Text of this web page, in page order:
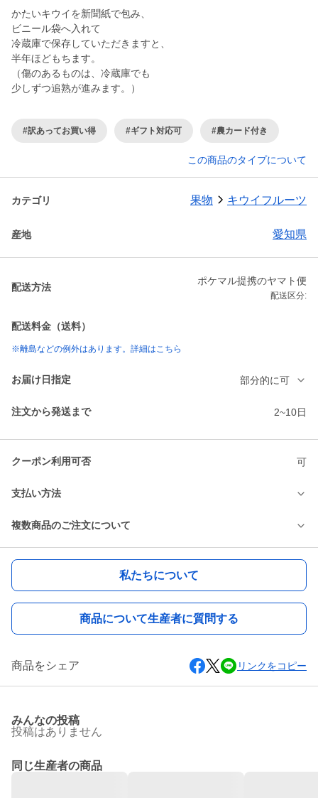
かたいキウイを新聞紙で包み、
ビニール袋へ入れて
冷蔵庫で保存していただきますと、
半年ほどもちます。
（傷のあるものは、冷蔵庫でも
少しずつ追熟が進みます。）
#訳あってお買い得 #ギフト対応可 #農カード付き
この商品のタイプについて
カテゴリ 果物 キウイフルーツ
産地 愛知県
配送方法
ポケマル提携のヤマト便
配送区分:
配送料金（送料）
※離島などの例外はあります。詳細はこちら
お届け日指定 部分的に可
注文から発送まで 2~10日
クーポン利用可否 可
支払い方法
複数商品のご注文について
私たちについて
商品について生産者に質問する
商品をシェア リンクをコピー
みんなの投稿
投稿はありません
同じ生産者の商品